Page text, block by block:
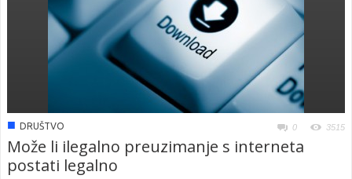
■ DRUŠTVO 0 3515
Može li ilegalno preuzimanje s interneta
postati legalno